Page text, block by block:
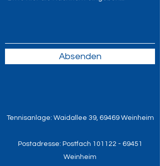
Absenden
Tennisanlage: Waidallee 39, 69469 Weinheim
Postadresse: Postfach 101122 - 69451
Weinheim